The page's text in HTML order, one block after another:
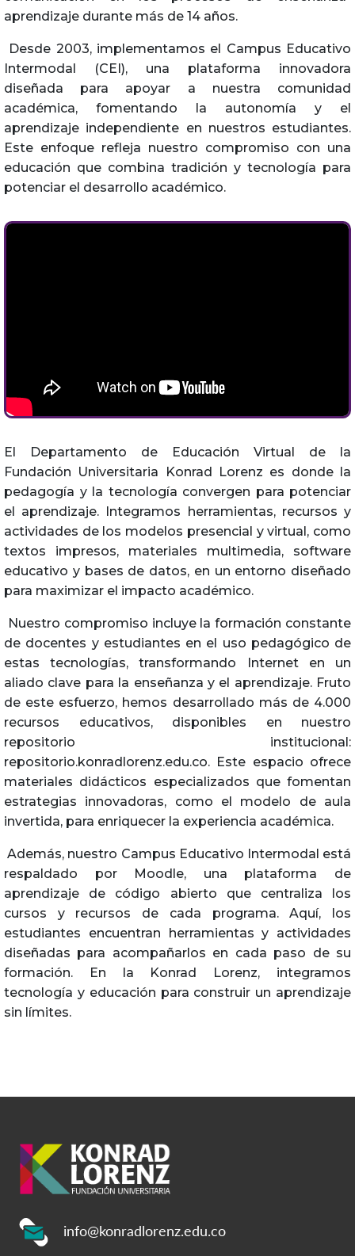
aprendizaje durante más de 14 años.
Desde 2003, implementamos el Campus Educativo
Intermodal (CEI), una plataforma innovadora
diseñada para apoyar a nuestra comunidad
académica, fomentando la autonomía y el
aprendizaje independiente en nuestros estudiantes.
Este enfoque refleja nuestro compromiso con una
educación que combina tradición y tecnología para
potenciar el desarrollo académico.
El Departamento de Educación Virtual de la
Fundación Universitaria Konrad Lorenz es donde la
pedagogía y la tecnología convergen para potenciar
el aprendizaje. Integramos herramientas, recursos y
actividades de los modelos presencial y virtual, como
textos impresos, materiales multimedia, software
educativo y bases de datos, en un entorno diseñado
para maximizar el impacto académico.
Nuestro compromiso incluye la formación constante
de docentes y estudiantes en el uso pedagógico de
estas tecnologías, transformando Internet en un
aliado clave para la enseñanza y el aprendizaje. Fruto
de este esfuerzo, hemos desarrollado más de 4.000
recursos educativos, disponibles en nuestro
repositorio institucional:
repositorio.konradlorenz.edu.co. Este espacio ofrece
materiales didácticos especializados que fomentan
estrategias innovadoras, como el modelo de aula
invertida, para enriquecer la experiencia académica.
Además, nuestro Campus Educativo Intermodal está
respaldado por Moodle, una plataforma de
aprendizaje de código abierto que centraliza los
cursos y recursos de cada programa. Aquí, los
estudiantes encuentran herramientas y actividades
diseñadas para acompañarlos en cada paso de su
formación. En la Konrad Lorenz, integramos
tecnología y educación para construir un aprendizaje
sin límites.
info@konradlorenz.edu.co